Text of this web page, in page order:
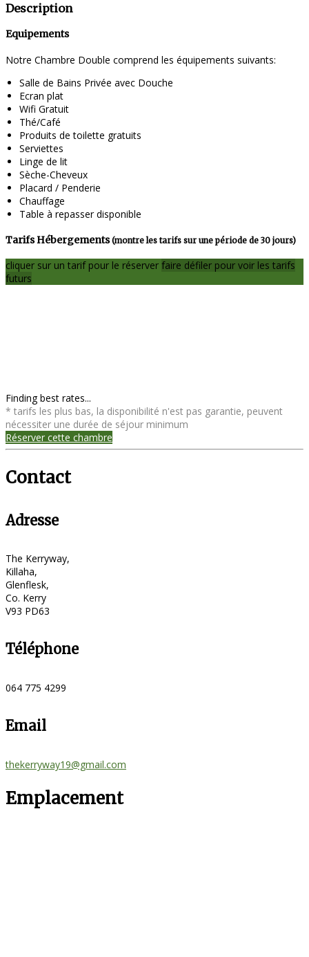
Description
Equipements
Notre Chambre Double comprend les équipements suivants:
Salle de Bains Privée avec Douche
Ecran plat
Wifi Gratuit
Thé/Café
Produits de toilette gratuits
Serviettes
Linge de lit
Sèche-Cheveux
Placard / Penderie
Chauffage
Table à repasser disponible
Tarifs Hébergements(montre les tarifs sur une période de 30 jours)
cliquer sur un tarif pour le réserver faire défiler pour voir les tarifs
futurs
Finding best rates...
* tarifs les plus bas, la disponibilité n'est pas garantie, peuvent
nécessiter une durée de séjour minimum
Réserver cette chambre
Contact
Adresse
The Kerryway,
Killaha,
Glenflesk,
Co. Kerry
V93 PD63
Téléphone
064 775 4299
Email
thekerryway19@gmail.com
Emplacement